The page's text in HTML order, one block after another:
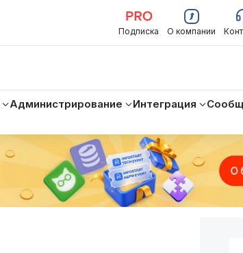
Подписка О компании
Администрирование Интеграция